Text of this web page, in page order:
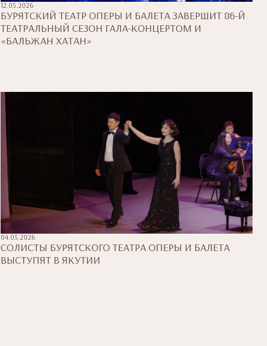
12.05.2026
БУРЯТСКИЙ ТЕАТР ОПЕРЫ И БАЛЕТА ЗАВЕРШИТ 86-Й
ТЕАТРАЛЬНЫЙ СЕЗОН ГАЛА-КОНЦЕРТОМ И
«БАЛЬЖАН ХАТАН»
04.05.2026
СОЛИСТЫ БУРЯТСКОГО ТЕАТРА ОПЕРЫ И БАЛЕТА
ВЫСТУПЯТ В ЯКУТИИ